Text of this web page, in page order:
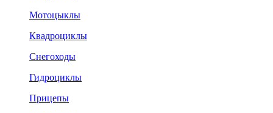
Мотоцыклы
Квадроциклы
Снегоходы
Гидроциклы
Прицепы